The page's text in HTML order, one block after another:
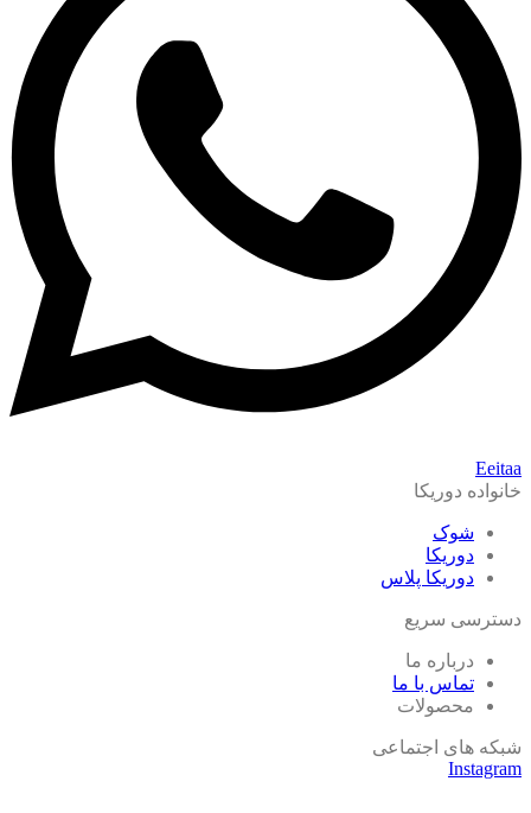
Eeitaa
خانواده دوریکا
شوک
دوریکا
دوریکا پلاس
دسترسی سریع
درباره ما
تماس با ما
محصولات
شبکه های اجتماعی
Instagram